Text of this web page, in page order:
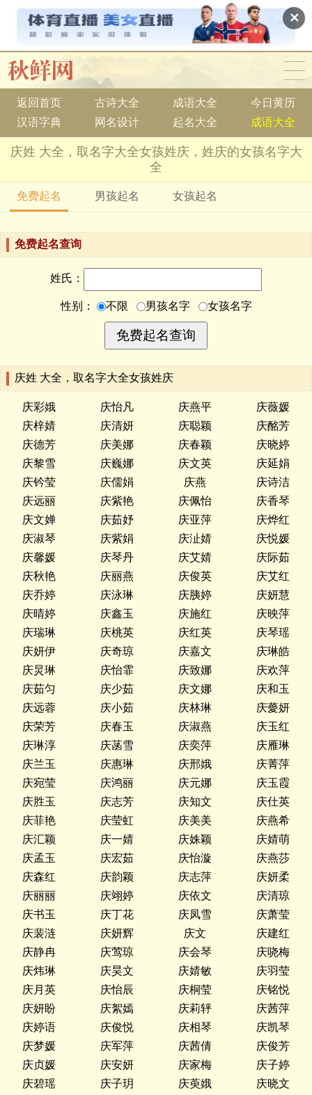
✕
返回首页 古诗大全 成语大全
今日黄历
汉语字典
网名设计 起名大全 成语大全
庆姓 大全，取名字大全女孩姓庆，姓庆的女孩名字大
全
免费起名 男孩起名 女孩起名
免费起名查询
姓氏：
性别： 不限 男孩名字 女孩名字
庆姓 大全，取名字大全女孩姓庆
庆彩娥 庆怡凡 庆燕平
庆薇媛
庆梓婧
庆清妍 庆聪颖
庆酩芳
庆德芳
庆美娜 庆春颖
庆晓婷
庆黎雪
庆巍娜 庆文英
庆延娟
庆钤莹
庆儒娟 庆燕
庆诗洁
庆远丽
庆紫艳 庆佩怡
庆香琴
庆文婵
庆茹妤 庆亚萍
庆烨红
庆淑琴
庆紫娟 庆沚婧
庆悦媛
庆馨媛
庆琴丹 庆艾婧
庆际茹
庆秋艳
庆丽燕 庆俊英
庆艾红
庆乔婷
庆泳琳 庆胰婷
庆妍慧
庆晴婷
庆鑫玉 庆施红
庆映萍
庆瑞琳
庆桃英 庆红英
庆琴瑶
庆妍伊
庆奇琼 庆嘉文
庆琳皓
庆炅琳
庆怡霏 庆致娜
庆欢萍
庆茹匀
庆少茹 庆文娜
庆和玉
庆远蓉
庆小茹 庆林琳
庆薆妍
庆荣芳
庆春玉 庆淑燕
庆玉红
庆琳淳
庆菡雪 庆奕萍
庆雁琳
庆兰玉
庆惠琳 庆邢娥
庆菁萍
庆宛莹
庆鸿丽 庆元娜
庆玉霞
庆胜玉
庆志芳 庆知文
庆仕英
庆菲艳
庆莹虹 庆美美
庆燕希
庆汇颖
庆一婧 庆姝颖
庆婧萌
庆孟玉
庆宏茹 庆怡漩
庆燕莎
庆森红
庆韵颖 庆志萍
庆妍柔
庆丽丽
庆翊婷 庆依文
庆清琼
庆书玉
庆丁花 庆凤雪
庆萧莹
庆裴涟
庆妍辉 庆文
庆建红
庆静冉
庆莺琼 庆会琴
庆哓梅
庆炜琳
庆昊文 庆婧敏
庆羽莹
庆月英
庆怡辰 庆桐莹
庆铭悦
庆妍盼
庆絮嫣 庆莉轷
庆茜萍
庆婷语
庆俊悦 庆相琴
庆凯琴
庆梦媛
庆军萍 庆茜倩
庆俊芳
庆贞媛
庆安妍 庆家梅
庆子婷
庆碧瑶
庆子玥 庆萸娥
庆晓文